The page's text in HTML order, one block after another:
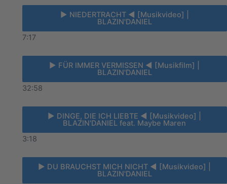
► NIEDERTRACHT ◄ [Musikvideo] |
BLAZIN'DANIEL
7:17
► FÜR IMMER VERMISSEN ◄ [Musikfilm] |
BLAZIN'DANIEL
32:58
► DINGE, DIE ICH LIEBTE ◄ [Musikvideo] |
BLAZIN'DANIEL feat. Maybe Maren
3:18
► DU BRAUCHST MICH NICHT ◄ [Musikvideo] |
BLAZIN'DANIEL